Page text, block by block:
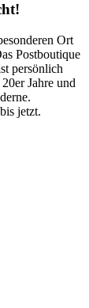
Ort
Postboutique
persönlich
Jahre und
jetzt.